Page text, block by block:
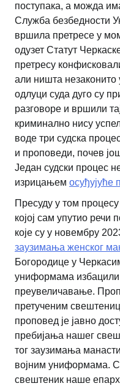
поступака, а можда
Служба безбедности
вршила претресе у
одузет Статут
претресу
али ништа
одлуци суда дуго су
разговоре и вршили
криминално нису
воде три судска
и проповеди, почев
Један судски процес
изрицањем осуђујуће
Пресуду у том
којој сам упутио
које су у новембру
заузимања женског
Богородице у
униформама
преувеличавање.
претученим
проповед је јавно
пребијања нашег
тог заузимања
војним униформама.
свештеник наше